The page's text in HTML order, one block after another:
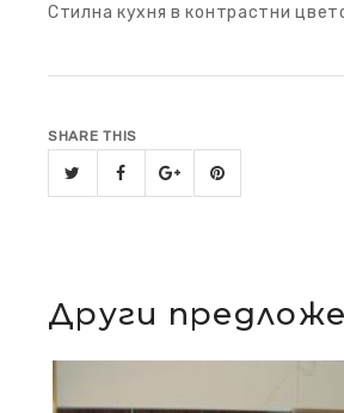
Стилна кухня в контрастни
SHARE THIS
Други